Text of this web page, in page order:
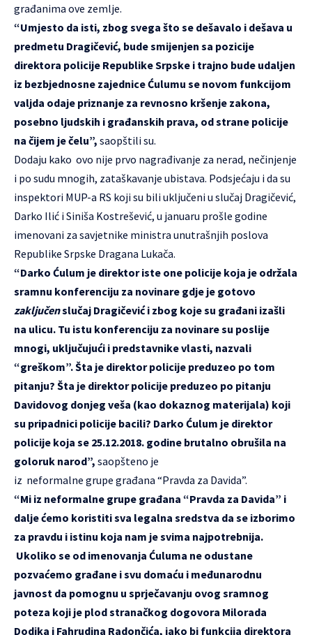
građanima ove zemlje.
“Umjesto da isti, zbog svega što se dešavalo i dešava u
predmetu Dragičević, bude smijenjen sa pozicije
direktora policije Republike Srpske i trajno bude udaljen
iz bezbjednosne zajednice Ćulumu se novom funkcijom
valjda odaje priznanje za revnosno kršenje zakona,
posebno ljudskih i građanskih prava, od strane policije
na čijem je čelu”, saopštili su.
Dodaju kako ovo nije prvo nagrađivanje za nerad, nečinjenje
i po sudu mnogih, zataškavanje ubistava. Podsjećaju i da su
inspektori MUP-a RS koji su bili uključeni u slučaj Dragičević,
Darko Ilić i Siniša Kostrešević, u januaru prošle godine
imenovani za savjetnike ministra unutrašnjih poslova
Republike Srpske Dragana Lukača.
“Darko Ćulum je direktor iste one policije koja je održala
sramnu konferenciju za novinare gdje je gotovo
zaključenslučaj Dragičević i zbog koje su građani izašli
na ulicu. Tu istu konferenciju za novinare su poslije
mnogi, uključujući i predstavnike vlasti, nazvali
“greškom”. Šta je direktor policije preduzeo po tom
pitanju? Šta je direktor policije preduzeo po pitanju
Davidovog donjeg veša (kao dokaznog materijala) koji
su pripadnici policije bacili? Darko Ćulum je direktor
policije koja se 25.12.2018. godine brutalno obrušila na
goloruk narod”, saopšteno je
iz neformalne grupe građana “Pravda za Davida”.
“Mi iz neformalne grupe građana “Pravda za Davida” i
dalje ćemo koristiti sva legalna sredstva da se izborimo
za pravdu i istinu koja nam je svima najpotrebnija.
Ukoliko se od imenovanja Ćuluma ne odustane
pozvaćemo građane i svu domaću i međunarodnu
javnost da pomognu u sprječavanju ovog sramnog
poteza koji je plod stranačkog dogovora Milorada
Dodika i Fahrudina Radončića, iako bi funkcija direktora